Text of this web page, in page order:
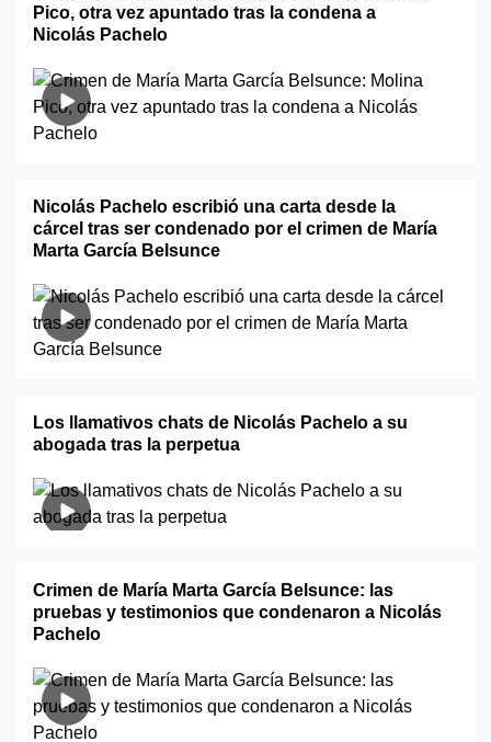
Pico, otra vez apuntado tras la condena a
Nicolás Pachelo
Nicolás Pachelo escribió una carta desde la
cárcel tras ser condenado por el crimen de María
Marta García Belsunce
Los llamativos chats de Nicolás Pachelo a su
abogada tras la perpetua
Crimen de María Marta García Belsunce: las
pruebas y testimonios que condenaron a Nicolás
Pachelo